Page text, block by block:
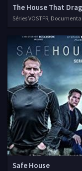
The House That
Séries VOSTFR,
Safe House